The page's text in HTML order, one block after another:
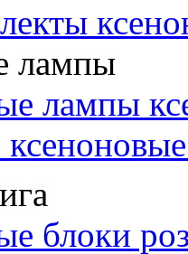
лампы
лампы
блоки